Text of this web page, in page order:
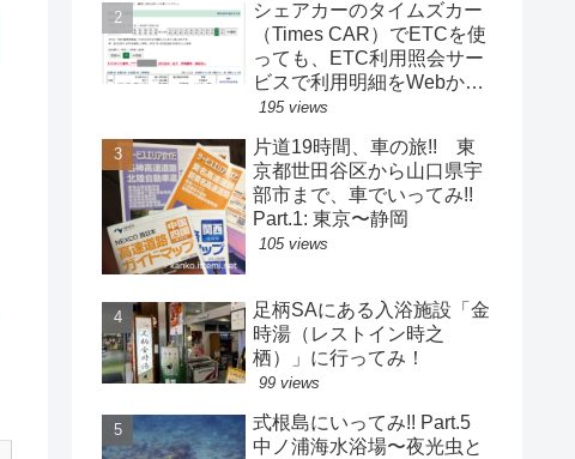
シェアカーのタイムズカー
（Times CAR）でETCを使
っても、ETC利用照会サー
ビスで利用明細をWebから
取得できる！別のETC車載
195 views
片道19時間、車の旅!! 東
京都世田谷区から山口県宇
部市まで、車でいってみ!!
Part.1: 東京〜静岡
105 views
足柄SAにある入浴施設「金
時湯（レストイン時之
栖）」に行ってみ！
99 views
式根島にいってみ!! Part.5
中ノ浦海水浴場〜夜光虫と